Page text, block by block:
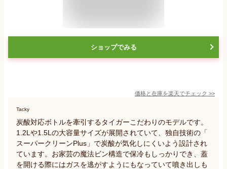
ショップでみる
価格と在庫を楽天でチェック >>
Tacky
炭酸対応ボトルを牽引するタイガーこだわりのモデルです。
1.2Lや1.5Lの大容量サイズが展開されていて、独自技術の「
スーパークリーンPlus」で炭酸が気化しにくいよう設計され
ています。お家芸の魔法ビン構造で保冷もしっかりでき、蓋
を開ける際にはガスを逃がすようにもなっていて噴き出しも